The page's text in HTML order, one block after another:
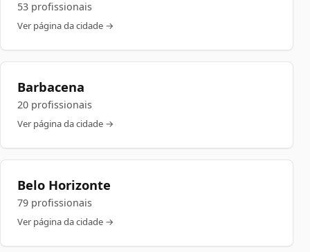
53 profissionais
Ver página da cidade →
Barbacena
20 profissionais
Ver página da cidade →
Belo Horizonte
79 profissionais
Ver página da cidade →